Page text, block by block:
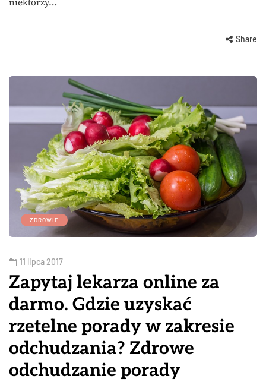
Share
ZDROWIE
11 lipca 2017
Zapytaj lekarza online za
darmo. Gdzie uzyskać
rzetelne porady w zakresie
odchudzania? Zdrowe
odchudzanie porady